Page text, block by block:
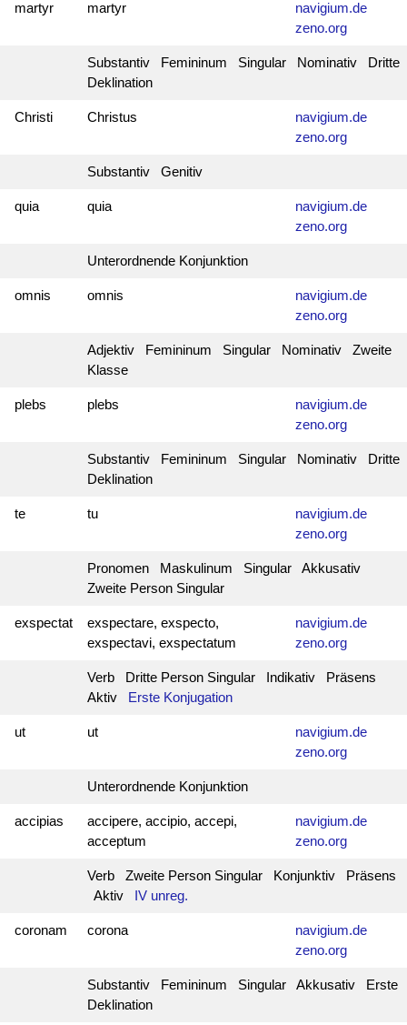
martyr martyr
navigium.de
zeno.org
Substantiv Femininum Singular Nominativ Dritte
Deklination
Christi Christus
navigium.de
zeno.org
Substantiv Genitiv
quia quia
navigium.de
zeno.org
Unterordnende Konjunktion
omnis omnis
navigium.de
zeno.org
Adjektiv Femininum Singular Nominativ Zweite
Klasse
plebs plebs
navigium.de
zeno.org
Substantiv Femininum Singular Nominativ Dritte
Deklination
te tu
navigium.de
zeno.org
Pronomen Maskulinum Singular Akkusativ
Zweite Person Singular
exspectat
exspectare, exspecto,
exspectavi, exspectatum
navigium.de
zeno.org
Verb Dritte Person Singular Indikativ Präsens
Aktiv Erste Konjugation
ut ut
navigium.de
zeno.org
Unterordnende Konjunktion
accipias
accipere, accipio, accepi,
acceptum
navigium.de
zeno.org
Verb Zweite Person Singular Konjunktiv Präsens
Aktiv IV unreg.
coronam corona
navigium.de
zeno.org
Substantiv Femininum Singular Akkusativ Erste
Deklination